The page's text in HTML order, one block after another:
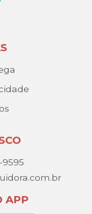
9595
APP